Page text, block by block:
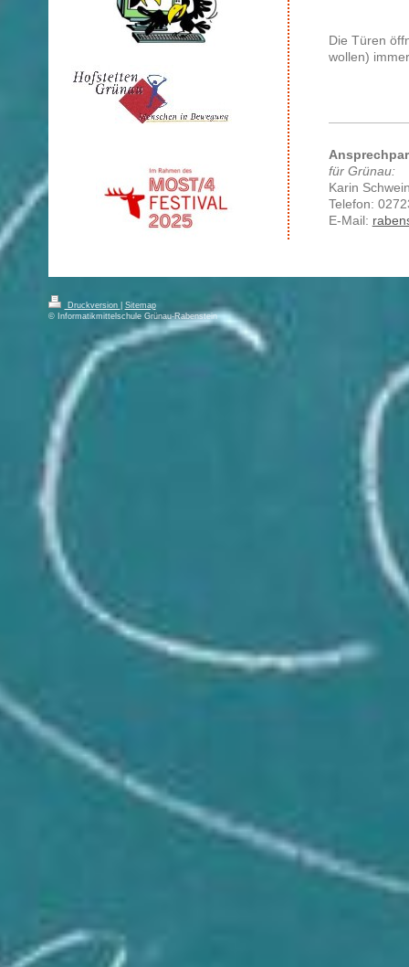
Die Türen
wollen)
für
Karin
Telefon: 0
E-Mail:
Druckversion
Sitemap
© Informatikmittelschule Grünau-Rabenstein